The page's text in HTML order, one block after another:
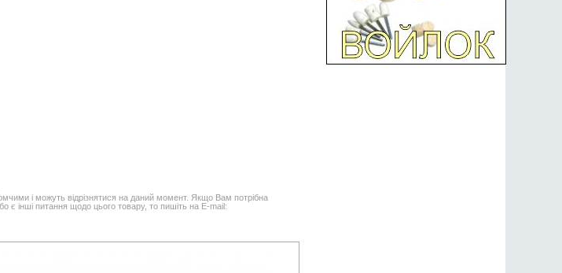
і можуть відрізнятися на даний момент. Якщо Вам потрібна
є інші питання щодо цього товару, то пишіть на E-mail: